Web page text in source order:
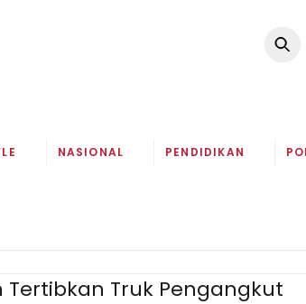
NASIONAL PENDIDIKAN
Tertibkan Truk Pengangkut